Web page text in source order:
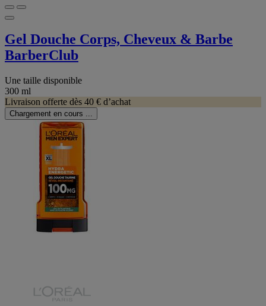
Gel Douche Corps, Cheveux & Barbe
BarberClub
Une taille disponible
300 ml
Livraison offerte dès 40 € d’achat
Chargement en cours ...